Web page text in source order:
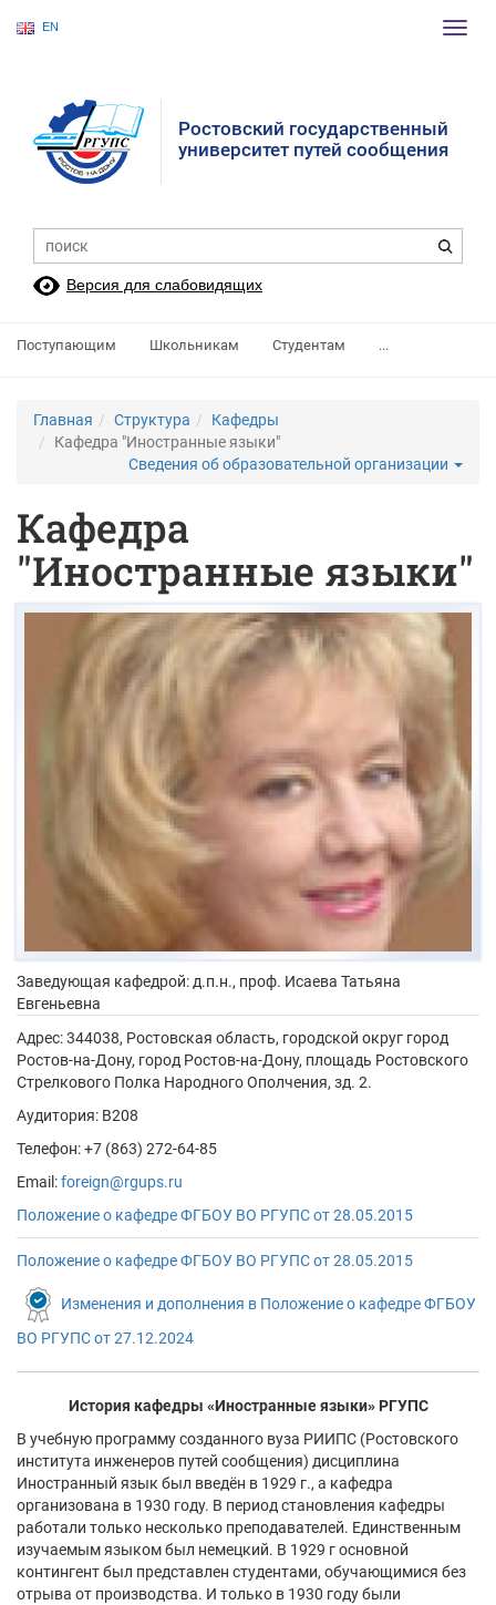
EN
Ростовский государственный
университет путей сообщения
Версия для слабовидящих
Поступающим Школьникам Студентам ...
Главная Структура
Кафедры
Кафедра "Иностранные языки"
Сведения об образовательной организации
Кафедра
"Иностранные языки"
Заведующая кафедрой: д.п.н., проф. Исаева Татьяна
Евгеньевна
Адрес:344038, Ростовская область, городской округ город
Ростов-на-Дону, город Ростов-на-Дону, площадь Ростовского
Стрелкового Полка Народного Ополчения, зд. 2.
Аудитория: В208
Телефон: +7 (863) 272-64-85
Email:foreign@rgups.ru
Положение о кафедре ФГБОУ ВО РГУПC от 28.05.2015
Положение о кафедре ФГБОУ ВО РГУПC от 28.05.2015
Изменения и дополнения в Положение о кафедре ФГБОУ
ВО РГУПС от 27.12.2024
История кафедры «Иностранные языки» РГУПС
В учебную программу созданного вуза РИИПС (Ростовского
института инженеров путей сообщения) дисциплина
Иностранный язык был введён в 1929 г., а кафедра
организована в 1930 году. В период становления кафедры
работали только несколько преподавателей. Единственным
изучаемым языком был немецкий. В 1929 г основной
контингент был представлен студентами, обучающимися без
отрыва от производства. И только в 1930 году были